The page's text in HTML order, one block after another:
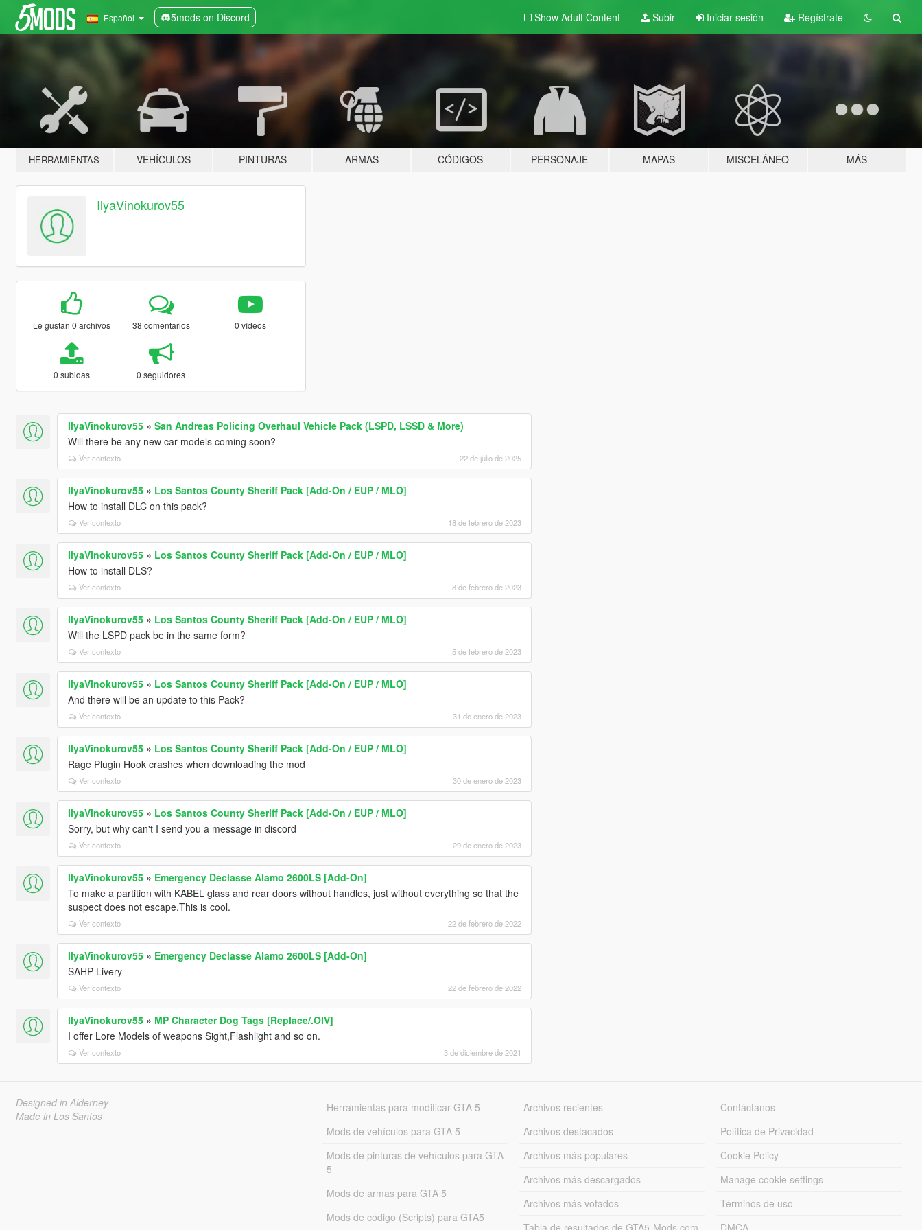
Español 5mods on Discord Show Adult Content Subir Iniciar sesión Regístrate
HERRAMIENTAS VEHÍCULOS PINTURAS ARMAS CÓDIGOS PERSONAJE MAPAS MISCELÁNEO MÁS
IlyaVinokurov55
Le gustan 0 archivos 38 comentarios 0 vídeos
0 subidas 0 seguidores
IlyaVinokurov55» San Andreas Policing Overhaul Vehicle Pack (LSPD, LSSD & More)
Will there be any new car models coming soon?
Ver contexto 22 de julio de 2025
IlyaVinokurov55» Los Santos County Sheriff Pack [Add-On / EUP / MLO]
How to install DLC on this pack?
Ver contexto 18 de febrero de 2023
IlyaVinokurov55» Los Santos County Sheriff Pack [Add-On / EUP / MLO]
How to install DLS?
Ver contexto 8 de febrero de 2023
IlyaVinokurov55» Los Santos County Sheriff Pack [Add-On / EUP / MLO]
Will the LSPD pack be in the same form?
Ver contexto 5 de febrero de 2023
IlyaVinokurov55» Los Santos County Sheriff Pack [Add-On / EUP / MLO]
And there will be an update to this Pack?
Ver contexto 31 de enero de 2023
IlyaVinokurov55» Los Santos County Sheriff Pack [Add-On / EUP / MLO]
Rage Plugin Hook crashes when downloading the mod
Ver contexto 30 de enero de 2023
IlyaVinokurov55» Los Santos County Sheriff Pack [Add-On / EUP / MLO]
Sorry, but why can't I send you a message in discord
Ver contexto 29 de enero de 2023
IlyaVinokurov55» Emergency Declasse Alamo 2600LS [Add-On]
To make a partition with KABEL glass and rear doors without handles, just without everything so that the
suspect does not escape.This is cool.
Ver contexto 22 de febrero de 2022
IlyaVinokurov55» Emergency Declasse Alamo 2600LS [Add-On]
SAHP Livery
Ver contexto 22 de febrero de 2022
IlyaVinokurov55» MP Character Dog Tags [Replace/.OIV]
I offer Lore Models of weapons Sight,Flashlight and so on.
Ver contexto 3 de diciembre de 2021
Designed in Alderney
Made in Los Santos
Herramientas para modificar GTA 5
Mods de vehículos para GTA 5
Mods de pinturas de vehículos para GTA
5
Mods de armas para GTA 5
Mods de código (Scripts) para GTA5
Archivos recientes
Archivos destacados
Archivos más populares
Archivos más descargados
Archivos más votados
Tabla de resultados de GTA5-Mods.com
Contáctanos
Política de Privacidad
Cookie Policy
Manage cookie settings
Términos de uso
DMCA